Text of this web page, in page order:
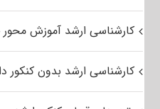
کارشناسی ارشد آموزش
کارشناسی ارشد بدون کنکور